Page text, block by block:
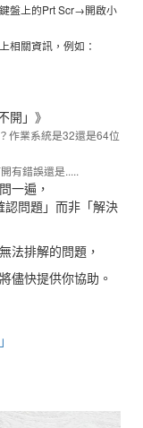
上的Prt Scr→開啟小
資訊，例如：
開」》
作業系統是32還是64位
有錯誤還是.....
一遍，
問題」而非「解決
法排解的問題，
儘快提供你協助。